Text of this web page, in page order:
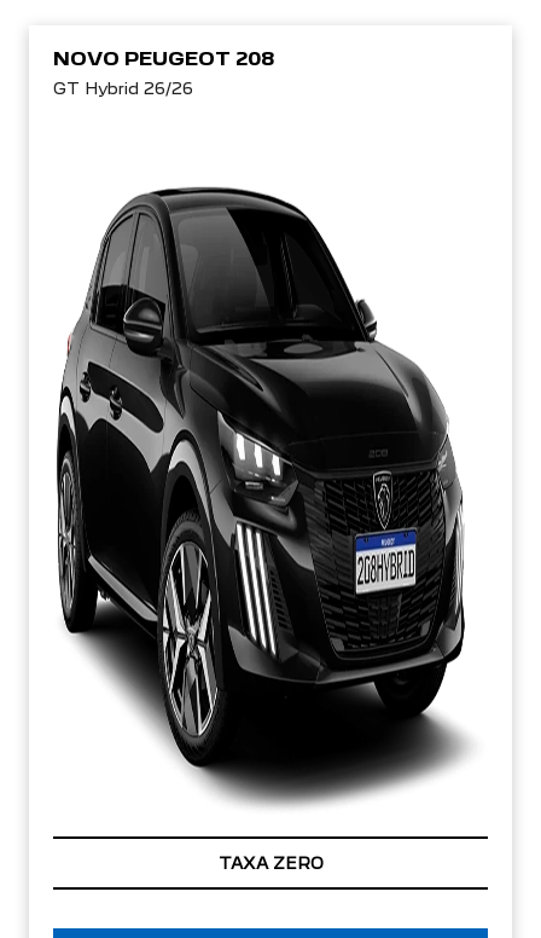
NOVO PEUGEOT 208
GT Hybrid 26/26
TAXA ZERO